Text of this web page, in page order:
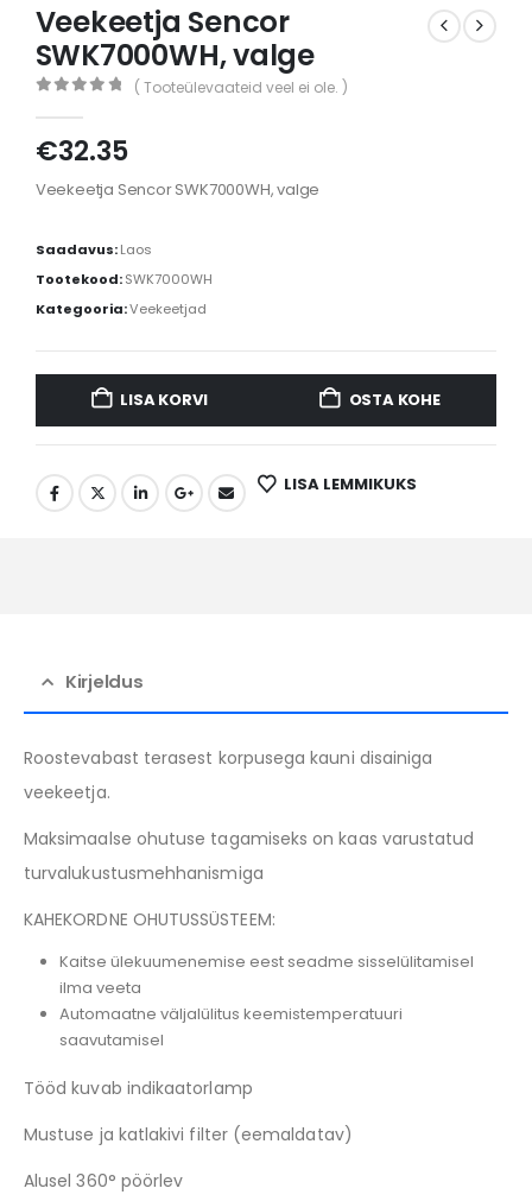
Veekeetja Sencor
SWK7000WH, valge
( Tooteülevaateid veel ei ole. )
€32.35
Veekeetja Sencor SWK7000WH, valge
Saadavus:Laos
Tootekood:SWK7000WH
Kategooria:Veekeetjad
LISA KORVI OSTA KOHE
LISA LEMMIKUKS
Kirjeldus
Roostevabast terasest korpusega kauni disainiga
veekeetja.
Maksimaalse ohutuse tagamiseks on kaas varustatud
turvalukustusmehhanismiga
KAHEKORDNE OHUTUSSÜSTEEM:
Kaitse ülekuumenemise eest seadme sisselülitamisel
ilma veeta
Automaatne väljalülitus keemistemperatuuri
saavutamisel
Tööd kuvab indikaatorlamp
Mustuse ja katlakivi filter (eemaldatav)
Alusel 360° pöörlev